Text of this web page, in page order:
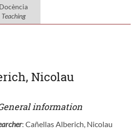
Docència
Teaching
Nicolau
information
: Cañellas Alberich, Nicolau